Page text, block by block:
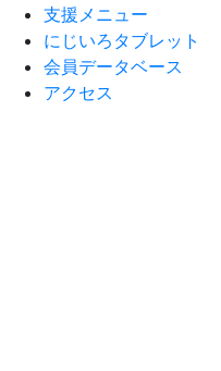
支援メニュー
にじいろタブレット
会員データベース
アクセス